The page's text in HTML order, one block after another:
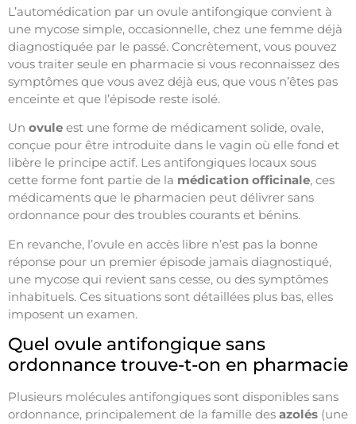
L’automédication par un ovule antifongique convient à
une mycose simple, occasionnelle, chez une femme déjà
diagnostiquée par le passé. Concrètement, vous pouvez
vous traiter seule en pharmacie si vous reconnaissez des
symptômes que vous avez déjà eus, que vous n’êtes pas
enceinte et que l’épisode reste isolé.
Un ovule est une forme de médicament solide, ovale,
conçue pour être introduite dans le vagin où elle fond et
libère le principe actif. Les antifongiques locaux sous
cette forme font partie de la médication officinale, ces
médicaments que le pharmacien peut délivrer sans
ordonnance pour des troubles courants et bénins.
En revanche, l’ovule en accès libre n’est pas la bonne
réponse pour un premier épisode jamais diagnostiqué,
une mycose qui revient sans cesse, ou des symptômes
inhabituels. Ces situations sont détaillées plus bas, elles
imposent un examen.
Quel ovule antifongique sans
ordonnance trouve-t-on en pharmacie
Plusieurs molécules antifongiques sont disponibles sans
ordonnance, principalement de la famille des azolés (une